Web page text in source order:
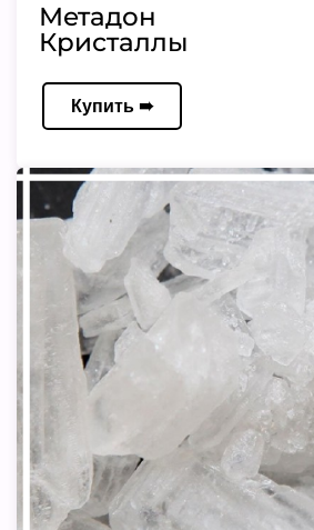
Метадон
Кристаллы
Купить ➠